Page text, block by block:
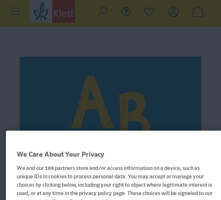
We Care About Your Privacy
We and our103partners store and/or access information on a device, such as
unique IDs in cookies to process personal data. You may accept or manage your
choices by clicking below, including your right to object where legitimate interest is
used, or at any time in the privacy policy page. These choices will be signaled to our